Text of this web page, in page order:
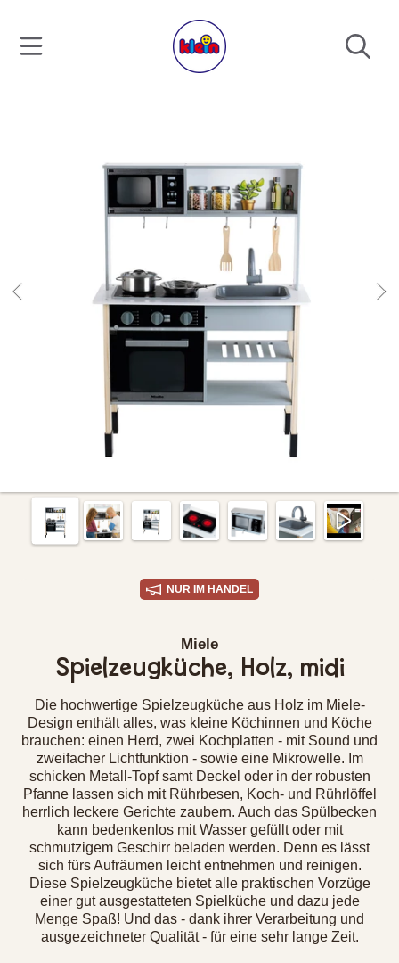
DIREKT ZUM INHALT
NUR IM HANDEL
Miele
Spielzeugküche, Holz, midi
Die hochwertige Spielzeugküche aus Holz im Miele-
Design enthält alles, was kleine Köchinnen und Köche
brauchen: einen Herd, zwei Kochplatten - mit Sound und
zweifacher Lichtfunktion - sowie eine Mikrowelle. Im
schicken Metall-Topf samt Deckel oder in der robusten
Pfanne lassen sich mit Rührbesen, Koch- und Rührlöffel
herrlich leckere Gerichte zaubern. Auch das Spülbecken
kann bedenkenlos mit Wasser gefüllt oder mit
schmutzigem Geschirr beladen werden. Denn es lässt
sich fürs Aufräumen leicht entnehmen und reinigen.
Diese Spielzeugküche bietet alle praktischen Vorzüge
einer gut ausgestatteten Spielküche und dazu jede
Menge Spaß! Und das - dank ihrer Verarbeitung und
ausgezeichneter Qualität - für eine sehr lange Zeit.